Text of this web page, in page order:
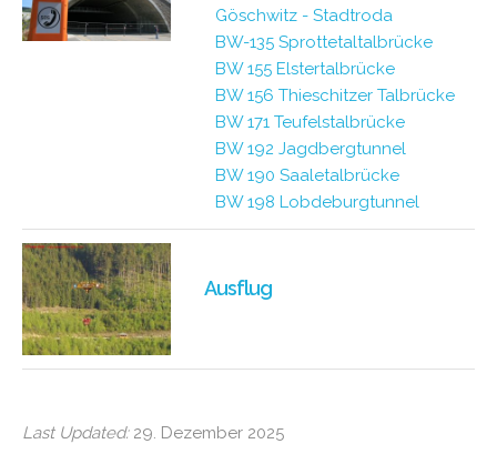
Göschwitz - Stadtroda
BW-135 Sprottetaltalbrücke
BW 155 Elstertalbrücke
BW 156 Thieschitzer Talbrücke
BW 171 Teufelstalbrücke
BW 192 Jagdbergtunnel
BW 190 Saaletalbrücke
BW 198 Lobdeburgtunnel
Ausflug
Last Updated: 29. Dezember 2025